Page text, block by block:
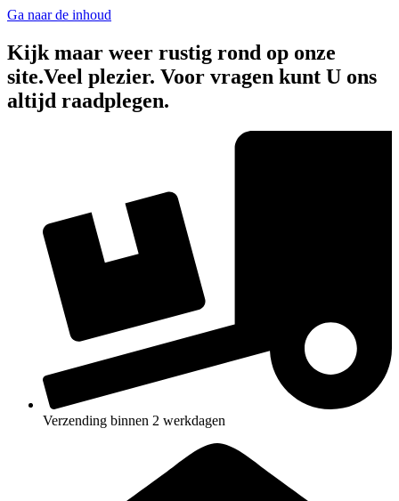
Ga naar de inhoud
Kijk maar weer rustig rond op onze
site.Veel plezier. Voor vragen kunt U ons
altijd raadplegen.
Verzending binnen 2 werkdagen